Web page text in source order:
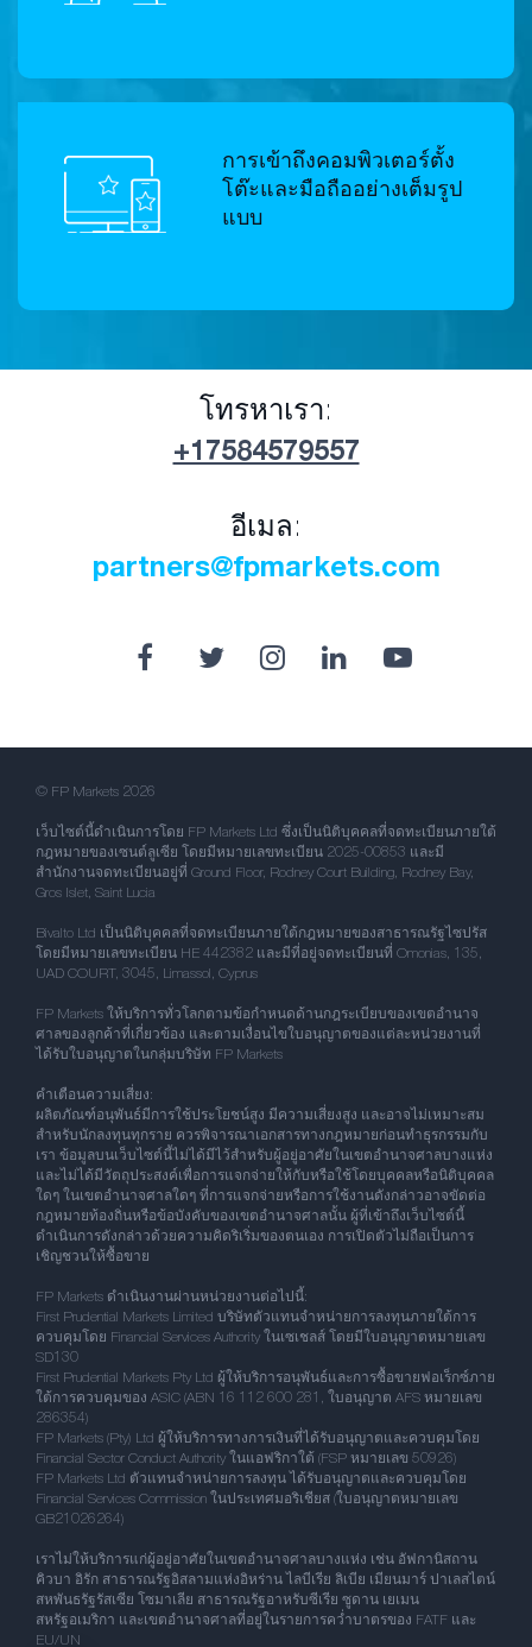
การเข้าถึงคอมพิวเตอร์ตั้ง
โต๊ะและมือถืออย่างเต็มรูป
แบบ
โทรหาเรา:
+17584579557
อีเมล:
partners@fpmarkets.com
© FP Markets 2026
เว็บไซต์นี้ดำเนินการโดย FP Markets Ltd ซึ่งเป็นนิติบุคคลที่จดทะเบียนภายใต้
กฎหมายของเซนต์ลูเซีย โดยมีหมายเลขทะเบียน 2025-00853 และมี
สำนักงานจดทะเบียนอยู่ที่ Ground Floor, Rodney Court Building, Rodney Bay,
Gros Islet, Saint Lucia
Bivalto Ltd เป็นนิติบุคคลที่จดทะเบียนภายใต้กฎหมายของสาธารณรัฐไซปรัส
โดยมีหมายเลขทะเบียน HE 442382 และมีที่อยู่จดทะเบียนที่ Omonias, 135,
UAD COURT, 3045, Limassol, Cyprus
FP Markets ให้บริการทั่วโลกตามข้อกำหนดด้านกฎระเบียบของเขตอำนาจ
ศาลของลูกค้าที่เกี่ยวข้อง และตามเงื่อนไขใบอนุญาตของแต่ละหน่วยงานที่
ได้รับใบอนุญาตในกลุ่มบริษัท FP Markets
คำเตือนความเสี่ยง:
ผลิตภัณฑ์อนุพันธ์มีการใช้ประโยชน์สูง มีความเสี่ยงสูง และอาจไม่เหมาะสม
สำหรับนักลงทุนทุกราย ควรพิจารณาเอกสารทางกฎหมายก่อนทำธุรกรรมกับ
เรา ข้อมูลบนเว็บไซต์นี้ไม่ได้มีไว้สำหรับผู้อยู่อาศัยในเขตอำนาจศาลบางแห่ง
และไม่ได้มีวัตถุประสงค์เพื่อการแจกจ่ายให้กับหรือใช้โดยบุคคลหรือนิติบุคคล
ใดๆ ในเขตอำนาจศาลใดๆ ที่การแจกจ่ายหรือการใช้งานดังกล่าวอาจขัดต่อ
กฎหมายท้องถิ่นหรือข้อบังคับของเขตอำนาจศาลนั้น ผู้ที่เข้าถึงเว็บไซต์นี้
ดำเนินการดังกล่าวด้วยความคิดริเริ่มของตนเอง การเปิดตัวไม่ถือเป็นการ
เชิญชวนให้ซื้อขาย
FP Markets ดำเนินงานผ่านหน่วยงานต่อไปนี้:
First Prudential Markets Limited บริษัทตัวแทนจำหน่ายการลงทุนภายใต้การ
ควบคุมโดย Financial Services Authority ในเซเชลส์ โดยมีใบอนุญาตหมายเลข
SD130
First Prudential Markets Pty Ltd ผู้ให้บริการอนุพันธ์และการซื้อขายฟอเร็กซ์ภาย
ใต้การควบคุมของ ASIC (ABN 16 112 600 281, ใบอนุญาต AFS หมายเลข
286354)
FP Markets (Pty) Ltd ผู้ให้บริการทางการเงินที่ได้รับอนุญาตและควบคุมโดย
Financial Sector Conduct Authority ในแอฟริกาใต้ (FSP หมายเลข 50926)
FP Markets Ltd ตัวแทนจำหน่ายการลงทุน ได้รับอนุญาตและควบคุมโดย
Financial Services Commission ในประเทศมอริเชียส (ใบอนุญาตหมายเลข
GB21026264)
เราไม่ให้บริการแก่ผู้อยู่อาศัยในเขตอำนาจศาลบางแห่ง เช่น อัฟกานิสถาน
คิวบา อิรัก สาธารณรัฐอิสลามแห่งอิหร่าน ไลบีเรีย ลิเบีย เมียนมาร์ ปาเลสไตน์
สหพันธรัฐรัสเซีย โซมาเลีย สาธารณรัฐอาหรับซีเรีย ซูดาน เยเมน
สหรัฐอเมริกา และเขตอำนาจศาลที่อยู่ในรายการคว่ำบาตรของ FATF และ
EU/UN